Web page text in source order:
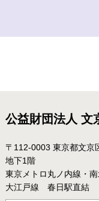
公益財団法人 文
〒112-0003 東京都文京
地下1階
東京メトロ丸ノ内線・
大江戸線 春日駅直結